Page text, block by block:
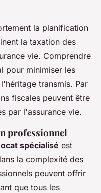
la planification
la taxation des
vie. Comprendre
pour minimiser les
transmis. Par
fiscales peuvent être
par l'assurance vie.
professionnel
spécialisé est
la complexité des
peuvent offrir
que tous les